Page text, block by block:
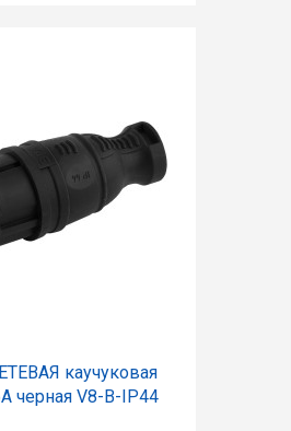
каучуковая
черная V8-B-IP44